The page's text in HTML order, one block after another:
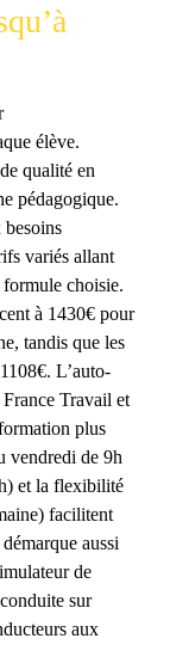
élève.
qualité en
pédagogique.
besoins
variés allant
choisie.
à 1430€ pour
tandis que les
L’auto-
Travail et
plus
vendredi de 9h
et la flexibilité
facilitent
aussi
de
sur
aux